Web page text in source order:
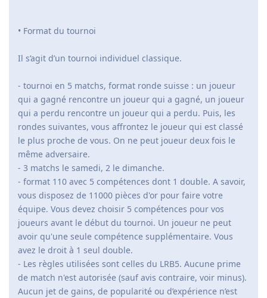
• Format du tournoi
Il s’agit d’un tournoi individuel classique.
- tournoi en 5 matchs, format ronde suisse : un joueur
qui a gagné rencontre un joueur qui a gagné, un joueur
qui a perdu rencontre un joueur qui a perdu. Puis, les
rondes suivantes, vous affrontez le joueur qui est classé
le plus proche de vous. On ne peut joueur deux fois le
même adversaire.
- 3 matchs le samedi, 2 le dimanche.
- format 110 avec 5 compétences dont 1 double. A savoir,
vous disposez de 11000 pièces d'or pour faire votre
équipe. Vous devez choisir 5 compétences pour vos
joueurs avant le début du tournoi. Un joueur ne peut
avoir qu'une seule compétence supplémentaire. Vous
avez le droit à 1 seul double.
- Les règles utilisées sont celles du LRB5. Aucune prime
de match n'est autorisée (sauf avis contraire, voir minus).
Aucun jet de gains, de popularité ou d’expérience n’est